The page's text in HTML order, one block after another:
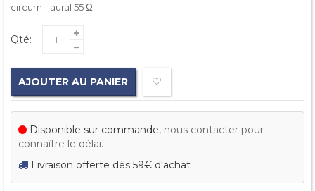
circum - aural 55 Ω.
Qté:
AJOUTER AU PANIER
Disponible sur commande, nous contacter pour
connaître le délai.
Livraison offerte dès 59€ d'achat